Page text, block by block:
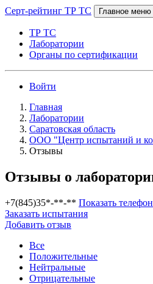
Серт-рейтинг ТР ТС Главное меню
ТР ТС
Лаборатории
Органы по сертификации
Войти
Главная
Лаборатории
Саратовская область
ООО "Центр испытаний и
Отзывы
Отзывы о
+7(845)35*-**-** Показать телефон
Заказать испытания
Добавить отзыв
Все
Положительные
Нейтральные
Отрицательные